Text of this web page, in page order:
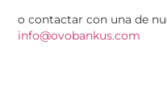
o contactar con una de
info@ovobankus.com